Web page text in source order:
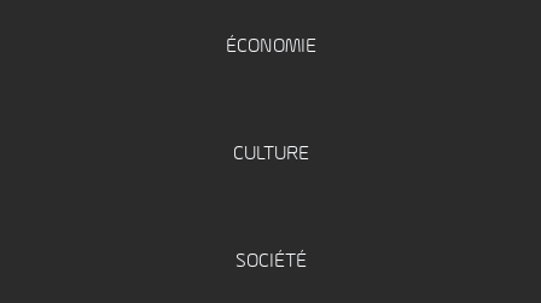
ÉCONOMIE
CULTURE
SOCIÉTÉ